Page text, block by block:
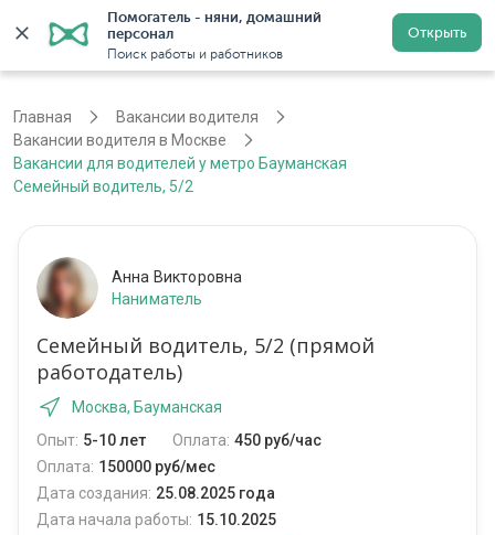
Помогатель - няни, домашний
персонал
Поиск работы и работников
Открыть
Регистрация
Главная
Вакансии водителя
Вакансии водителя в Москве
Вакансии для водителей у метро Бауманская
Семейный водитель, 5/2
Анна Викторовна
Наниматель
Семейный водитель, 5/2 (прямой
работодатель)
Москва, Бауманская
Опыт: 5-10 лет Оплата: 450 руб/час
Оплата: 150000 руб/мес
Дата создания: 25.08.2025 года
Дата начала работы: 15.10.2025